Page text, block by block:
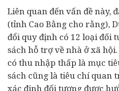
Liên quan đến vấn đề này,
(tỉnh Cao Bằng cho rằng),
đổi quy định có 12 loại đối
sách hỗ trợ về nhà ở xã
có thu nhập thấp là mục
sách cũng là tiêu chí quan
xác định đối tượng được